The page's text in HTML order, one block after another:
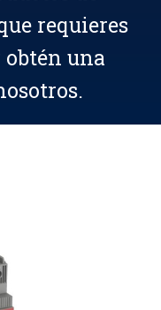
requieres
una